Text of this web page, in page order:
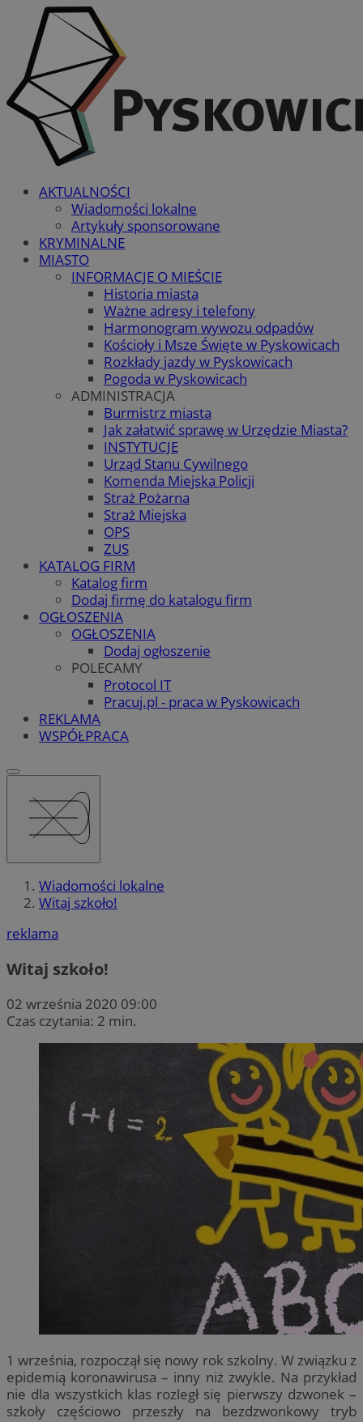
AKTUALNOŚCI
Wiadomości lokalne
Artykuły sponsorowane
KRYMINALNE
MIASTO
INFORMACJE O MIEŚCIE
Historia miasta
Ważne adresy i telefony
Harmonogram wywozu odpadów
Kościoły i Msze Święte w Pyskowicach
Rozkłady jazdy w Pyskowicach
Pogoda w Pyskowicach
ADMINISTRACJA
Burmistrz miasta
Jak załatwić sprawę w Urzędzie Miasta?
INSTYTUCJE
Urząd Stanu Cywilnego
Komenda Miejska Policji
Straż Pożarna
Straż Miejska
OPS
ZUS
KATALOG FIRM
Katalog firm
Dodaj firmę do katalogu firm
OGŁOSZENIA
OGŁOSZENIA
Dodaj ogłoszenie
POLECAMY
Protocol IT
Pracuj.pl - praca w Pyskowicach
REKLAMA
WSPÓŁPRACA
Wiadomości lokalne
Witaj szkoło!
reklama
Witaj szkoło!
02 września 2020 09:00
Czas czytania: 2 min.
1 września, rozpoczął się nowy rok szkolny. W związku z
epidemią koronawirusa – inny niż zwykle. Na przykład
nie dla wszystkich klas rozległ się pierwszy dzwonek –
szkoły częściowo przeszły na bezdzwonkowy tryb